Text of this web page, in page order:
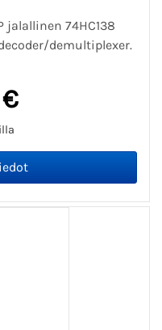
jalallinen 74HC138
demultiplexer.